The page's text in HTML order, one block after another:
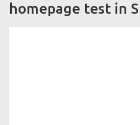
homepage test in